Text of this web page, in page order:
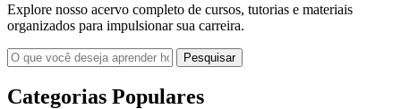
Explore nosso acervo completo de cursos, tutorias e materiais
organizados para impulsionar sua carreira.
Pesquisar
Categorias Populares